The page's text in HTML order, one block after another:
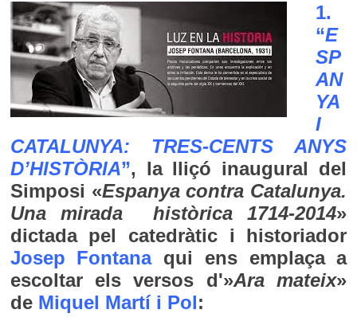
1.
“E
SP
AN
YA
I
CATALUNYA: TRES-CENTS ANYS
D’HISTÒRIA”, la lliçó inaugural del
Simposi «Espanya contra Catalunya.
Una mirada històrica 1714-2014»
dictada pel catedràtic i historiador
Josep Fontanaqui ens emplaça a
escoltar els versos d'»Ara mateix»
de Miquel Martí i Pol: